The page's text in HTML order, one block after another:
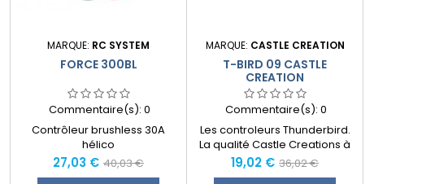
MARQUE: RC SYSTEM
FORCE 300BL
Commentaire(s): 0
Contrôleur brushless 30A
hélico
Prix
27,03 € Prix
40,03 €
MARQUE: CASTLE CREATION
T-BIRD 09 CASTLE
CREATION
Commentaire(s): 0
Les controleurs Thunderbird.
La qualité Castle Creations à
prix imbattable! Entièrement
automatisés. Gestion
Prix
19,02 € Prix
36,02 €